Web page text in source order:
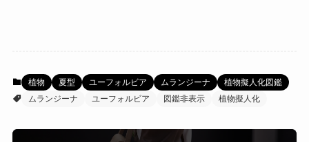
植物 夏型 ユーフォルビア ムランジーナ
植物擬人化図鑑
ムランジーナ
ユーフォルビア 図鑑非表示 植物擬人化